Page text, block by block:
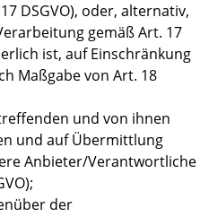
DSGVO), oder, alternativ,
gemäß Art. 17
ist, auf Einschränkung
Maßgabe von Art. 18
und von ihnen
und auf Übermittlung
Anbieter/Verantwortliche
der